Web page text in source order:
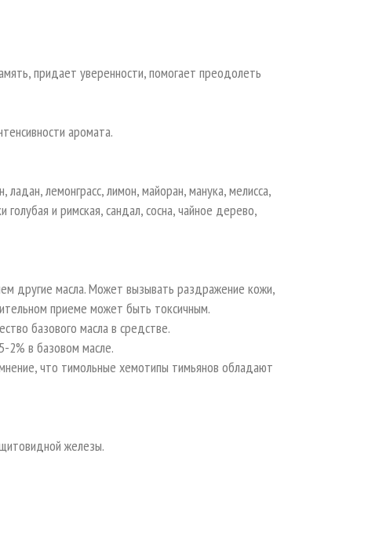
придает уверенности, помогает преодолеть
аромата.
лемонграсс, лимон, майоран, манука, мелисса,
и римская, сандал, сосна, чайное дерево,
другие масла. Может вызывать раздражение кожи,
приеме может быть токсичным.
базового масла в средстве.
2% в базовом масле.
что тимольные хемотипы тимьянов обладают
железы.